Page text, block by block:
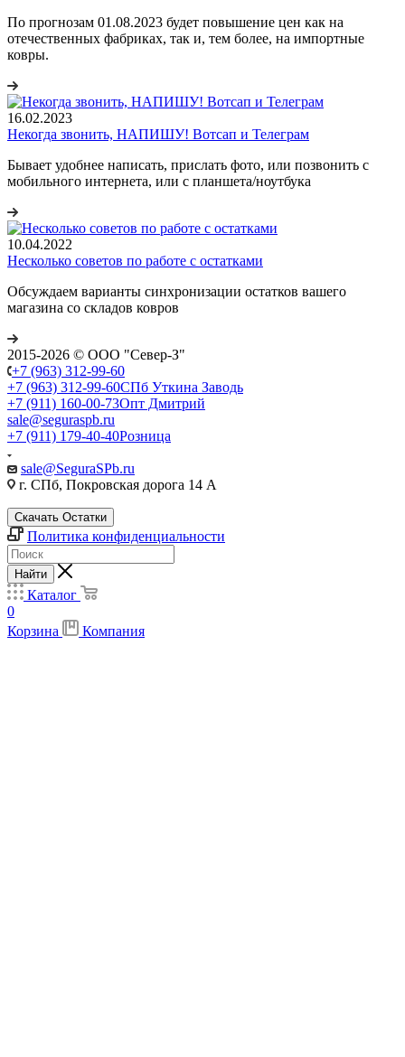
По прогнозам 01.08.2023 будет повышение цен как на
отечественных фабриках, так и, тем более, на импортные
ковры.
16.02.2023
Некогда звонить, НАПИШУ! Вотсап и Телеграм
Бывает удобнее написать, прислать фото, или позвонить с
мобильного интернета, или с планшета/ноутбука
10.04.2022
Несколько советов по работе с остатками
Обсуждаем варианты синхронизации остатков вашего
магазина со складов ковров
2015-2026 © ООО "Север-З"
+7 (963) 312-99-60
+7 (963) 312-99-60СПб Уткина Заводь
+7 (911) 160-00-73Опт Дмитрий
sale@seguraspb.ru
+7 (911) 179-40-40Розница
sale@SeguraSPb.ru
г. СПб, Покровская дорога 14 А
Скачать Остатки
Политика конфиденциальности
Найти
Каталог
0
Корзина
Компания